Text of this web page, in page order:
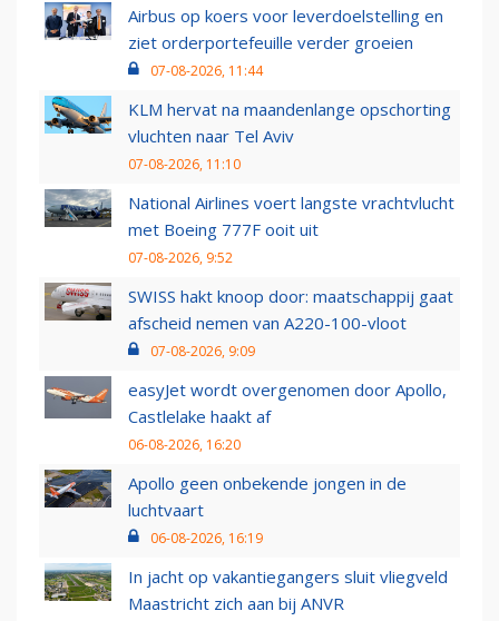
Airbus op koers voor leverdoelstelling en
ziet orderportefeuille verder groeien
07-08-2026, 11:44
KLM hervat na maandenlange opschorting
vluchten naar Tel Aviv
07-08-2026, 11:10
National Airlines voert langste vrachtvlucht
met Boeing 777F ooit uit
07-08-2026, 9:52
SWISS hakt knoop door: maatschappij gaat
afscheid nemen van A220-100-vloot
07-08-2026, 9:09
easyJet wordt overgenomen door Apollo,
Castlelake haakt af
06-08-2026, 16:20
Apollo geen onbekende jongen in de
luchtvaart
06-08-2026, 16:19
In jacht op vakantiegangers sluit vliegveld
Maastricht zich aan bij ANVR